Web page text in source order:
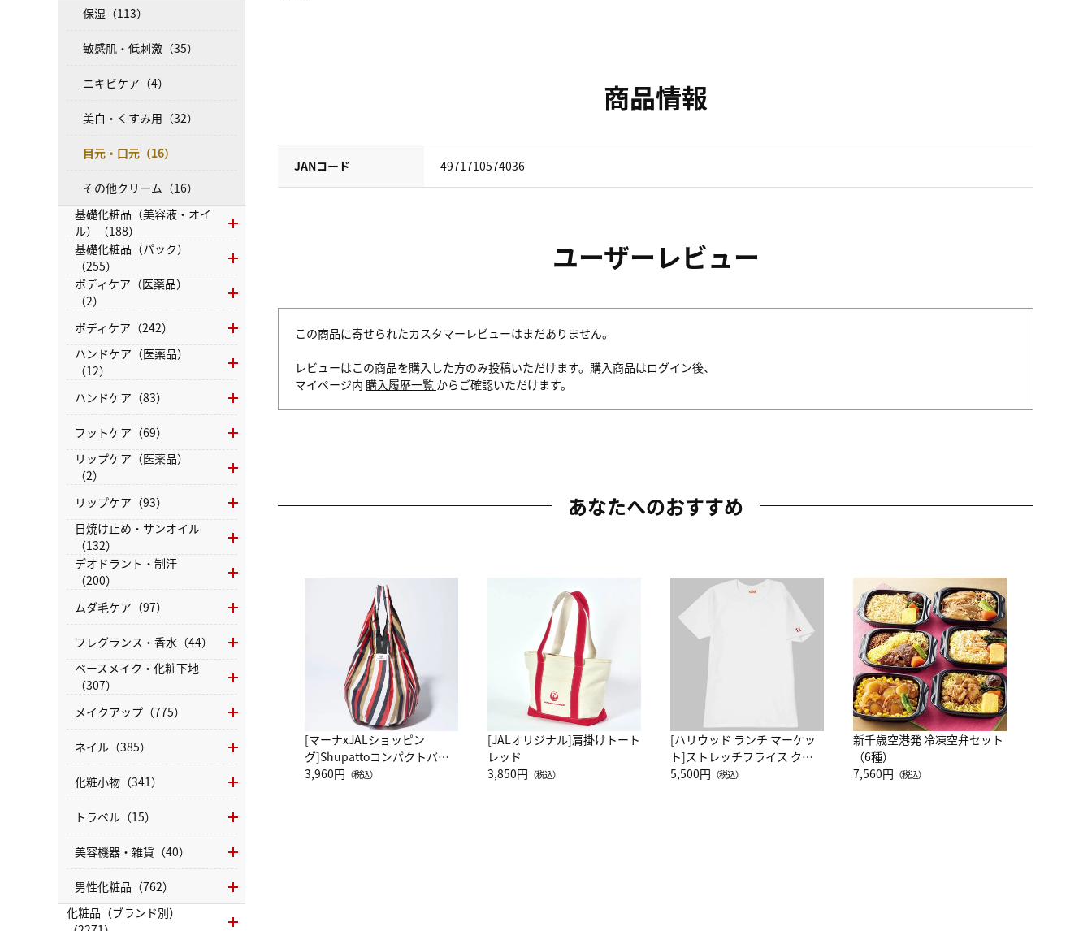
商品情報
JANコード 4971710574036
ユーザーレビュー
この商品に寄せられたカスタマーレビューはまだありません。
レビューはこの商品を購入した方のみ投稿いただけます。購入商品はログイン後、
マイページ内 購入履歴一覧 からご確認いただけます。
あなたへのおすすめ
[マーナxJALショッピン
グ]Shupattoコンパクトバッ
グ Drop JAL客室乗務員
3,960円 （税込）
[JALオリジナル]肩掛けトート
レッド
3,850円 （税込）
[ハリウッド ランチ マーケッ
ト]ストレッチフライス クル
ーネック別注半袖Ｔシャツ
5,500円 （税込）
新千歳空港発 冷凍空弁セット
（6種）
7,560円 （税込）
保湿（113）
敏感肌・低刺激（35）
ニキビケア（4）
美白・くすみ用（32）
目元・口元（16）
その他クリーム（16）
基礎化粧品（美容液・オイ
ル）（188）
基礎化粧品（パック）
（255）
ボディケア（医薬品）
（2）
ボディケア（242）
ハンドケア（医薬品）
（12）
ハンドケア（83）
フットケア（69）
リップケア（医薬品）
（2）
リップケア（93）
日焼け止め・サンオイル
（132）
デオドラント・制汗
（200）
ムダ毛ケア（97）
フレグランス・香水（44）
ベースメイク・化粧下地
（307）
メイクアップ（775）
ネイル（385）
化粧小物（341）
トラベル（15）
美容機器・雑貨（40）
男性化粧品（762）
化粧品（ブランド別）